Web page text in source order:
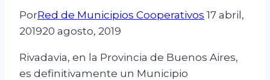
PorRed de Municipios Cooperativos 17 abril,
201920 agosto, 2019
Rivadavia, en la Provincia de Buenos Aires,
es definitivamente un Municipio